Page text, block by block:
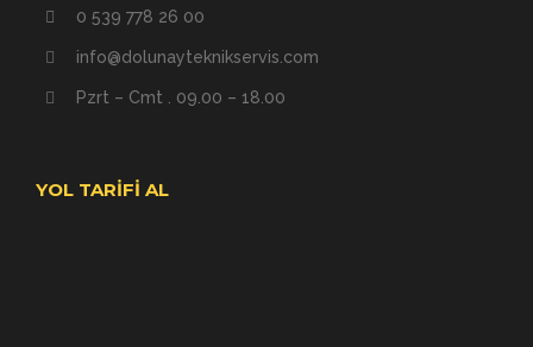
0 539 778 26 00
info@dolunayteknikservis.com
Pzrt – Cmt . 09.00 – 18.00
YOL TARIFI AL